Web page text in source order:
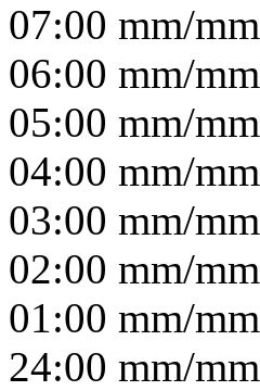
07:00 mm/mm
06:00 mm/mm
05:00 mm/mm
04:00 mm/mm
03:00 mm/mm
02:00 mm/mm
01:00 mm/mm
24:00 mm/mm